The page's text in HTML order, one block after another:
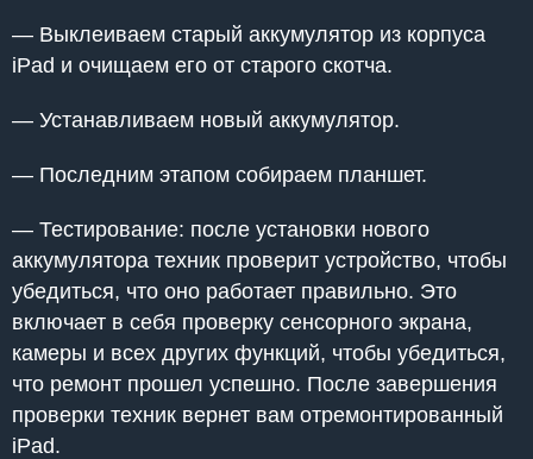
— Выклеиваем старый аккумулятор из корпуса
iPad и очищаем его от старого скотча.
— Устанавливаем новый аккумулятор.
— Последним этапом собираем планшет.
— Тестирование: после установки нового
аккумулятора техник проверит устройство, чтобы
убедиться, что оно работает правильно. Это
включает в себя проверку сенсорного экрана,
камеры и всех других функций, чтобы убедиться,
что ремонт прошел успешно. После завершения
проверки техник вернет вам отремонтированный
iPad.